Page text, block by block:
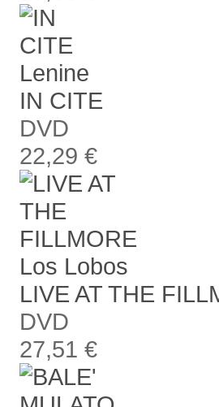
Lenine
IN CITE
DVD
22,29 €
Los Lobos
LIVE AT THE
DVD
27,51 €